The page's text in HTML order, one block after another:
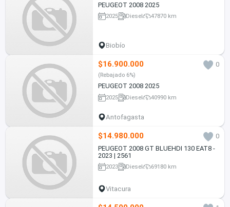
PEUGEOT 2008 2025
2025 Diesel 47870 km
Biobío
$16.900.000 0
(Rebajado 6%)
PEUGEOT 2008 2025
2025 Diesel 40990 km
Antofagasta
$14.980.000
0
PEUGEOT 2008 GT BLUEHDI 130 EAT8 -
2023 | 2561
2023 Diesel 69180 km
Vitacura